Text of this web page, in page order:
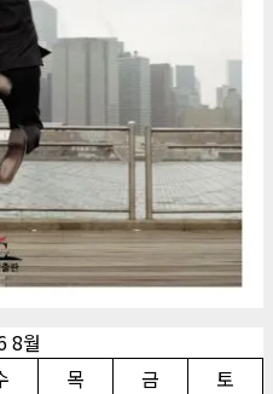
8월
목 금
토